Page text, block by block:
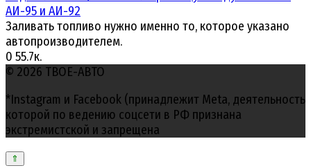
АИ-95 и АИ-92
Заливать топливо нужно именно то, которое указано
автопроизводителем.
0 55.7к.
© 2026 ТВОЕ-АВТО
*Instagram и Facebook (принадлежит Meta, деятельность
которой по ведению соцсети в РФ признана
экстремистской и запрещена